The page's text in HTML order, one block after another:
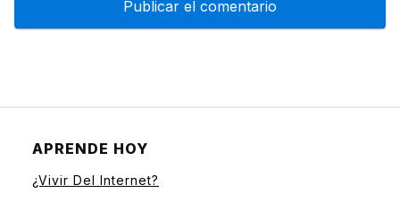
APRENDE HOY
¿Vivir Del Internet?